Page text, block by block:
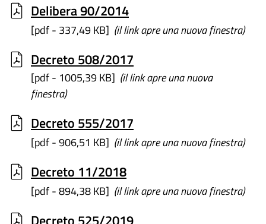
Delibera 90/2014
[pdf - 337,49 KB] (il link apre una nuova finestra)
Decreto 508/2017
[pdf - 1005,39 KB] (il link apre una nuova
finestra)
Decreto 555/2017
[pdf - 906,51 KB] (il link apre una nuova finestra)
Decreto 11/2018
[pdf - 894,38 KB] (il link apre una nuova finestra)